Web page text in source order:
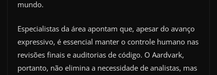
mundo.
Especialistas da área apontam que, apesar do avanço
expressivo, é essencial manter o controle humano nas
revisões finais e auditorias de código. O Aardvark,
portanto, não elimina a necessidade de analistas, mas